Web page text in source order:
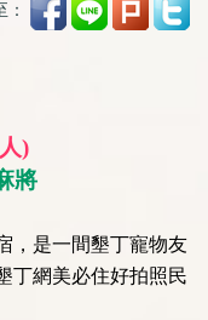
：
)
將
，是一間墾丁寵物友
丁網美必住好拍照民